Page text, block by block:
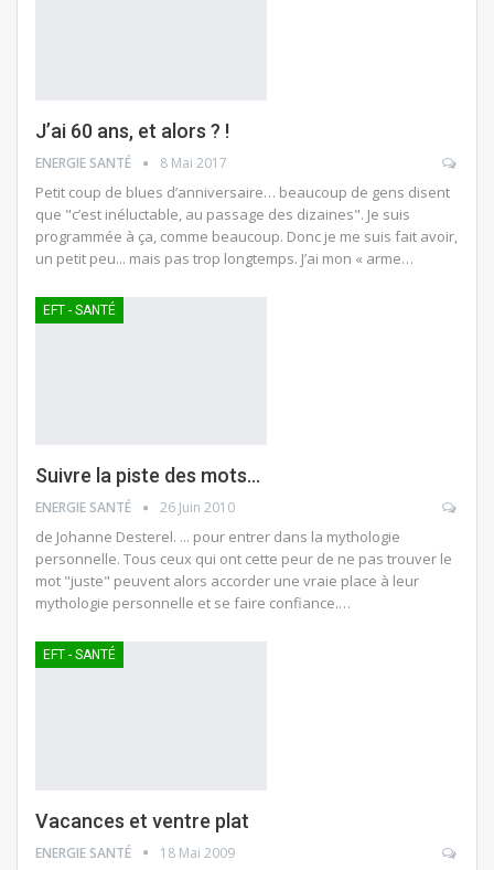
J’ai 60 ans, et alors ? !
ENERGIE SANTÉ 8 Mai 2017
Petit coup de blues d’anniversaire… beaucoup de gens disent
que "c’est inéluctable, au passage des dizaines". Je suis
programmée à ça, comme beaucoup. Donc je me suis fait avoir,
un petit peu... mais pas trop longtemps. J’ai mon « arme…
EFT - SANTÉ
Suivre la piste des mots…
ENERGIE SANTÉ 26 Juin 2010
de Johanne Desterel. ... pour entrer dans la mythologie
personnelle. Tous ceux qui ont cette peur de ne pas trouver le
mot "juste" peuvent alors accorder une vraie place à leur
mythologie personnelle et se faire confiance.…
EFT - SANTÉ
Vacances et ventre plat
ENERGIE SANTÉ 18 Mai 2009